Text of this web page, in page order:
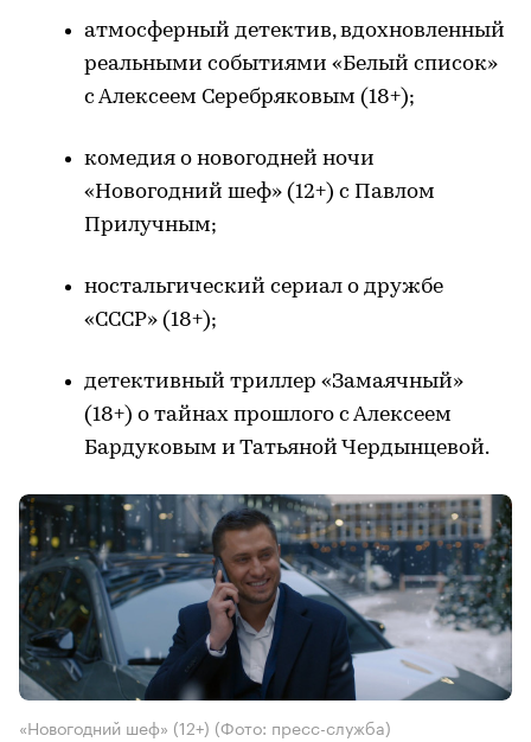
атмосферный детектив, вдохновленный
реальными событиями «Белый список»
с Алексеем Серебряковым (18+);
комедия о новогодней ночи
«Новогодний шеф» (12+) с Павлом
Прилучным;
ностальгический сериал о дружбе
«СССР» (18+);
детективный триллер «Замаячный»
(18+) о тайнах прошлого с Алексеем
Бардуковым и Татьяной Чердынцевой.
«Новогодний шеф» (12+) (Фото: пресс-служба)